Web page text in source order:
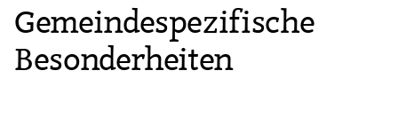
Gemeindespezifische
Besonderheiten